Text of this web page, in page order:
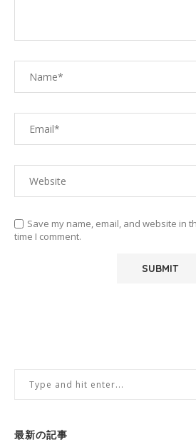
Save my name, email, and website in
time I comment.
最新の記事